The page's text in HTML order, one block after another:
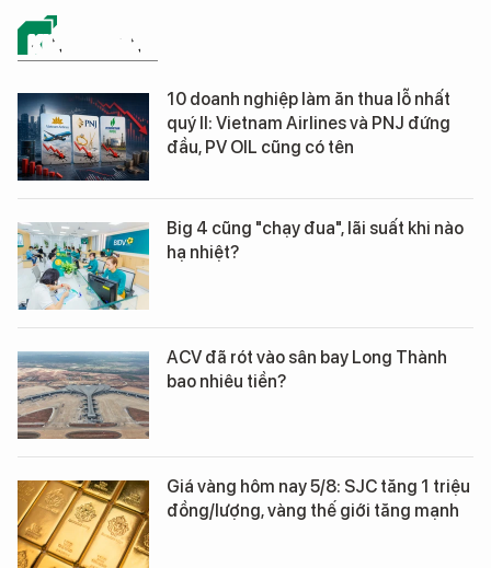
KINH DOANH
10 doanh nghiệp làm ăn thua lỗ nhất
quý II: Vietnam Airlines và PNJ đứng
đầu, PV OIL cũng có tên
Big 4 cũng "chạy đua", lãi suất khi nào
hạ nhiệt?
ACV đã rót vào sân bay Long Thành
bao nhiêu tiền?
Giá vàng hôm nay 5/8: SJC tăng 1 triệu
đồng/lượng, vàng thế giới tăng mạnh